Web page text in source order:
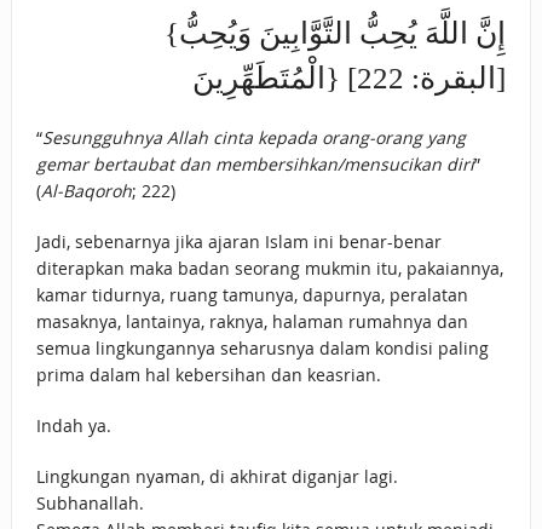
{إِنَّ اللَّهَ يُحِبُّ التَّوَّابِينَ وَيُحِبُّ
الْمُتَطَهِّرِينَ} [البقرة: 222]
“Sesungguhnya Allah cinta kepada orang-orang yang
gemar bertaubat dan membersihkan/mensucikan diri”
(Al-Baqoroh; 222)
Jadi, sebenarnya jika ajaran Islam ini benar-benar
diterapkan maka badan seorang mukmin itu, pakaiannya,
kamar tidurnya, ruang tamunya, dapurnya, peralatan
masaknya, lantainya, raknya, halaman rumahnya dan
semua lingkungannya seharusnya dalam kondisi paling
prima dalam hal kebersihan dan keasrian.
Indah ya.
Lingkungan nyaman, di akhirat diganjar lagi.
Subhanallah.